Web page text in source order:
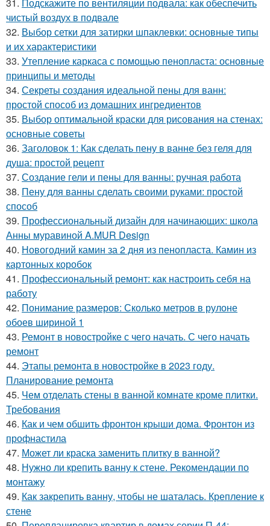
31. Подскажите по вентиляции подвала: как обеспечить
чистый воздух в подвале
32. Выбор сетки для затирки шпаклевки: основные типы
и их характеристики
33. Утепление каркаса с помощью пенопласта: основные
принципы и методы
34. Секреты создания идеальной пены для ванн:
простой способ из домашних ингредиентов
35. Выбор оптимальной краски для рисования на стенах:
основные советы
36. Заголовок 1: Как сделать пену в ванне без геля для
душа: простой рецепт
37. Создание гели и пены для ванны: ручная работа
38. Пену для ванны сделать своими руками: простой
способ
39. Профессиональный дизайн для начинающих: школа
Анны муравиной A.MUR Design
40. Новогодний камин за 2 дня из пенопласта. Камин из
картонных коробок
41. Профессиональный ремонт: как настроить себя на
работу
42. Понимание размеров: Сколько метров в рулоне
обоев шириной 1
43. Ремонт в новостройке с чего начать. С чего начать
ремонт
44. Этапы ремонта в новостройке в 2023 году.
Планирование ремонта
45. Чем отделать стены в ванной комнате кроме плитки.
Требования
46. Как и чем обшить фронтон крыши дома. Фронтон из
профнастила
47. Может ли краска заменить плитку в ванной?
48. Нужно ли крепить ванну к стене. Рекомендации по
монтажу
49. Как закрепить ванну, чтобы не шаталась. Крепление к
стене